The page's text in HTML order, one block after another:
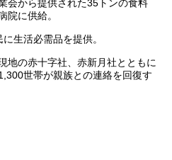
会から提供された35トンの食料
院に供給。
生活必需品を提供。
地の赤十字社、赤新月社とともに
世帯が親族との連絡を回復す